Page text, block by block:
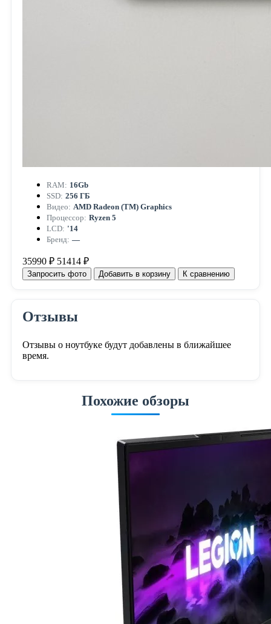
RAM: 16Gb
SSD: 256 ГБ
Видео: AMD Radeon (TM) Graphics
Процессор: Ryzen 5
LCD: '14
Бренд: —
35990 ₽ 51414 ₽
Запросить фото Добавить в корзину К сравнению
Отзывы
Отзывы о ноутбуке будут добавлены в ближайшее
время.
Похожие обзоры